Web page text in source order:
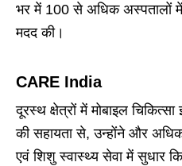
भर में 100 से अधिक अस्पतालों
मदद की।
CARE India
दूरस्थ क्षेत्रों में मोबाइल
की सहायता से, उन्होंने और
एवं शिशु स्वास्थ्य सेवा में सुधार